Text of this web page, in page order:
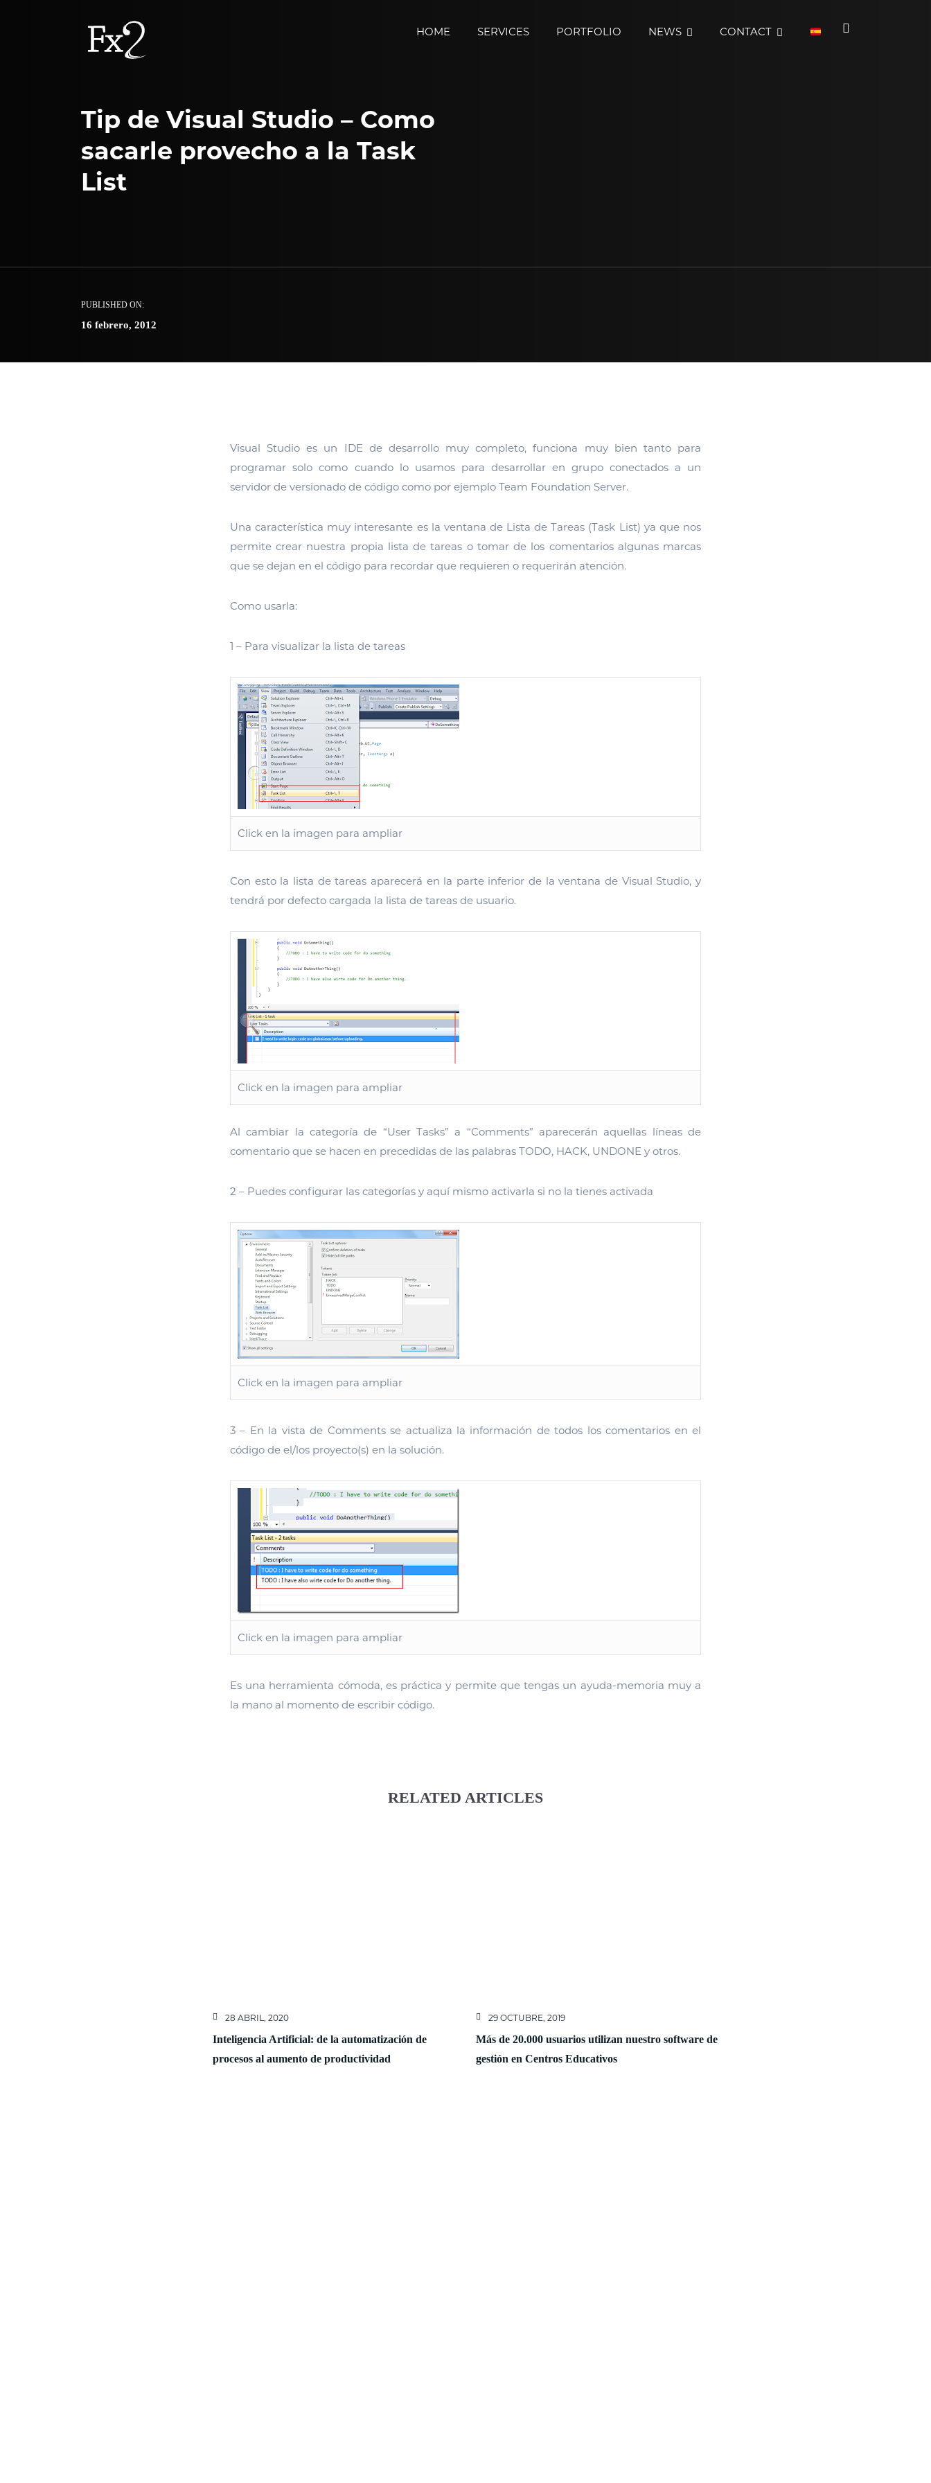
HOME SERVICES PORTFOLIO NEWS CONTACT
Tip de Visual Studio – Como
sacarle provecho a la Task
List
PUBLISHED ON:
16 febrero, 2012
Visual Studio es un IDE de desarrollo muy completo, funciona muy bien tanto para
programar solo como cuando lo usamos para desarrollar en grupo conectados a un
servidor de versionado de código como por ejemplo Team Foundation Server.
Una característica muy interesante es la ventana de Lista de Tareas (Task List) ya que nos
permite crear nuestra propia lista de tareas o tomar de los comentarios algunas marcas
que se dejan en el código para recordar que requieren o requerirán atención.
Como usarla:
1 – Para visualizar la lista de tareas
Click en la imagen para ampliar
Con esto la lista de tareas aparecerá en la parte inferior de la ventana de Visual Studio, y
tendrá por defecto cargada la lista de tareas de usuario.
Click en la imagen para ampliar
Al cambiar la categoría de “User Tasks” a “Comments” aparecerán aquellas líneas de
comentario que se hacen en precedidas de las palabras TODO, HACK, UNDONE y otros.
2 – Puedes configurar las categorías y aquí mismo activarla si no la tienes activada
Click en la imagen para ampliar
3 – En la vista de Comments se actualiza la información de todos los comentarios en el
código de el/los proyecto(s) en la solución.
Click en la imagen para ampliar
Es una herramienta cómoda, es práctica y permite que tengas un ayuda-memoria muy a
la mano al momento de escribir código.
RELATED ARTICLES
28 ABRIL, 2020
Inteligencia Artificial: de la automatización de
procesos al aumento de productividad
29 OCTUBRE, 2019
Más de 20.000 usuarios utilizan nuestro software de
gestión en Centros Educativos